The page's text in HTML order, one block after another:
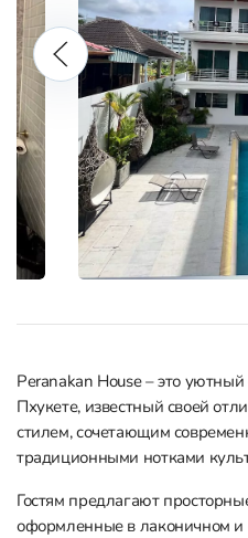
Peranakan House – это
Пхукете, известный своей
стилем, сочетающим
традиционными нотками
Гостям предлагают
оформленные в лаконичном и